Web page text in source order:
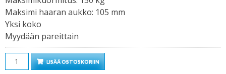
Maksimi haaran aukko: 105 mm
Yksi koko
Myydään pareittain
Määrä LISÄÄ OSTOSKORIIN